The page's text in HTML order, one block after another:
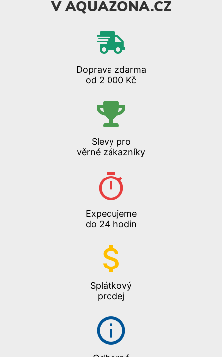
V AQUAZONA.CZ
Doprava zdarma
od 2 000 Kč
Slevy pro
věrné zákazníky
Expedujeme
do 24 hodin
Splátkový
prodej